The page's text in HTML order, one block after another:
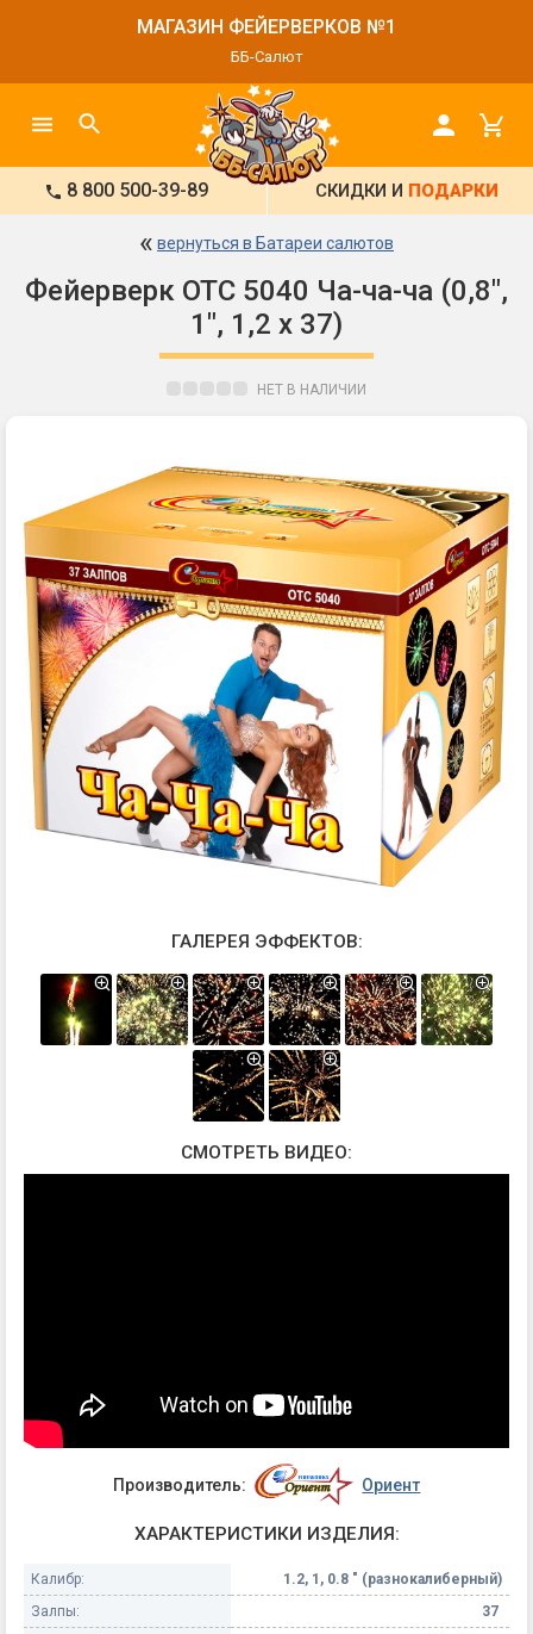
МАГАЗИН ФЕЙЕРВЕРКОВ №1
ББ-Салют
8 800 500-39-89 СКИДКИ И ПОДАРКИ
« вернуться в Батареи салютов
Фейерверк ОТC 5040 Ча-ча-ча (0,8",
1", 1,2 х 37)
НЕТ В НАЛИЧИИ
ГАЛЕРЕЯ ЭФФЕКТОВ:
СМОТРЕТЬ ВИДЕО:
Производитель: Ориент
ХАРАКТЕРИСТИКИ ИЗДЕЛИЯ:
Калибр:
1.2, 1, 0.8 " (разнокалиберный)
Залпы:
37